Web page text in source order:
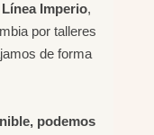
Línea Imperio,
por talleres
de forma
podemos